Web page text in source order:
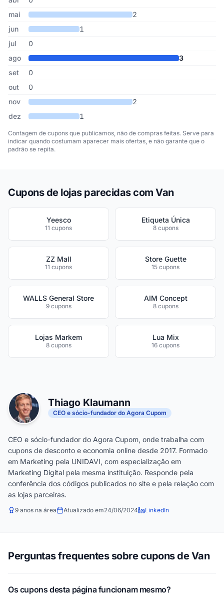
mai
2
jun
1
jul
0
ago
3
set
0
out
0
nov
2
dez
1
Contagem de cupons que publicamos, não de compras feitas. Serve para
indicar quando costumam aparecer mais ofertas, e não garante que o
padrão se repita.
Cupons de lojas parecidas com Van
Yeesco
11 cupons
Etiqueta Única
8 cupons
ZZ Mall
11 cupons
Store Guette
15 cupons
WALLS General Store
9 cupons
AIM Concept
8 cupons
Lojas Markem
8 cupons
Lua Mix
16 cupons
Thiago Klaumann
CEO e sócio-fundador do Agora Cupom
CEO e sócio-fundador do Agora Cupom, onde trabalha com
cupons de desconto e economia online desde 2017. Formado
em Marketing pela UNIDAVI, com especialização em
Marketing Digital pela mesma instituição. Responde pela
conferência dos códigos publicados no site e pela relação com
as lojas parceiras.
9 anos na área Atualizado em24/06/2024 LinkedIn
Perguntas frequentes sobre cupons de Van
Os cupons desta página funcionam mesmo?